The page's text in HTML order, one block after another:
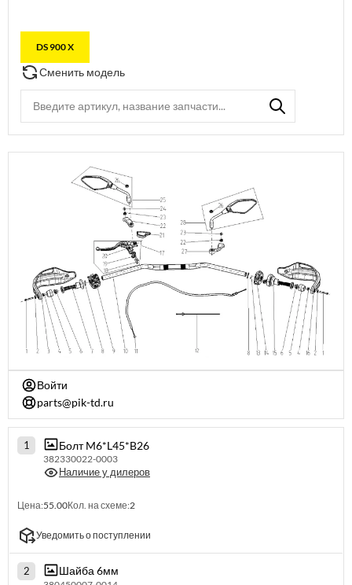
DS 900 X
Сменить модель
Войти
parts@pik-td.ru
1 Болт M6*L45*B26
382330022-0003
Наличие у дилеров
Цена:55.00Кол. на схеме:2
Уведомить о поступлении
2 Шайба 6мм